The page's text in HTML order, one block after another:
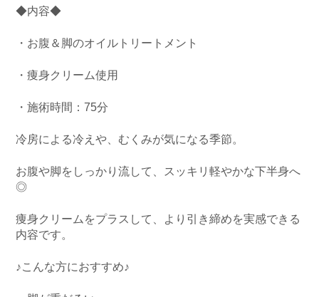
◆内容◆
・お腹＆脚のオイルトリートメント
・痩身クリーム使用
・施術時間：75分
冷房による冷えや、むくみが気になる季節。
お腹や脚をしっかり流して、スッキリ軽やかな下半身へ
◎
痩身クリームをプラスして、より引き締めを実感できる
内容です。
♪こんな方におすすめ♪